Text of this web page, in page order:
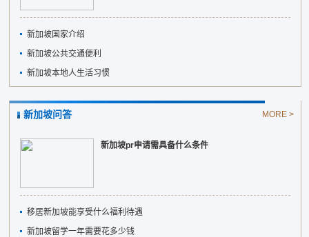
新加坡国家介绍
新加坡公共交通便利
新加坡本地人生活习惯
新加坡问答 MORE >
新加坡pr申请需具备什么条件
移居新加坡能享受什么福利待遇
新加坡留学一年需要花多少钱